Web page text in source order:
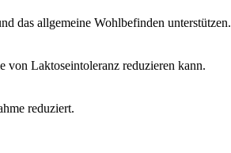
das allgemeine Wohlbefinden unterstützen.
von Laktoseintoleranz reduzieren kann.
reduziert.